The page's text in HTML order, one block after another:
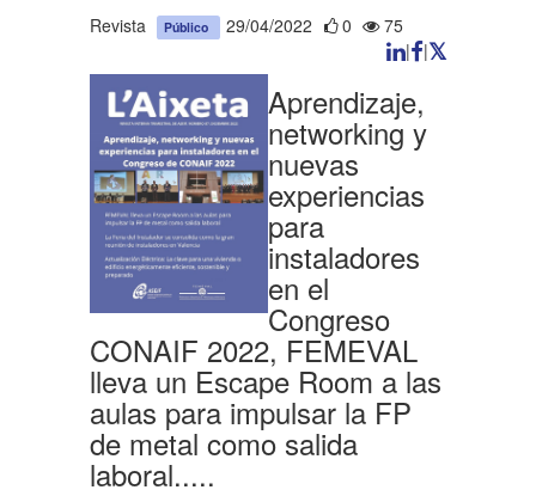
Revista Público 29/04/2022 0
75
|
|
Aprendizaje,
networking y
nuevas
experiencias
para
instaladores
en el
Congreso
CONAIF 2022, FEMEVAL
lleva un Escape Room a las
aulas para impulsar la FP
de metal como salida
laboral.....